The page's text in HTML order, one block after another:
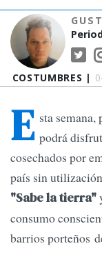
COSTUMBRES |
E sta
podrá
cosechados por
país sin
"Sabe la tierra"
consumo
barrios porteños